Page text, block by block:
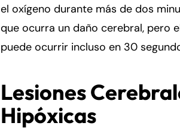
el oxígeno durante más de dos
que ocurra un daño cerebral, pero
puede ocurrir incluso en 30
Lesiones
Hipóxicas